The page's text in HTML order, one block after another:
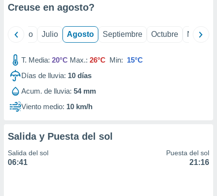
Creuse en agosto?
Junio Julio Agosto Septiembre Octubre
T. Media: 20°C Max.: 26°C Min: 15°C
Días de lluvia: 10 días
Acum. de lluvia: 54 mm
Viento medio: 10 km/h
Salida y Puesta del sol
Salida del sol
06:41
Puesta del sol
21:16